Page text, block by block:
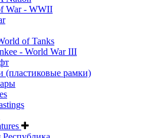
War - WWII
of Tanks
- World War III
(пластиковые рамки)